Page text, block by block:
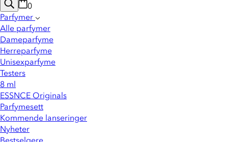
0
Parfymer
Alle parfymer
Dameparfyme
Herreparfyme
Unisexparfyme
Testers
8 ml
ESSNCE Originals
Parfymesett
Kommende lanseringer
Nyheter